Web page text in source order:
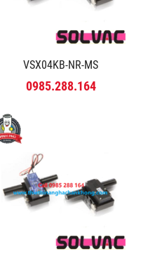
VSX04KB-NR-MS
0985.288.164